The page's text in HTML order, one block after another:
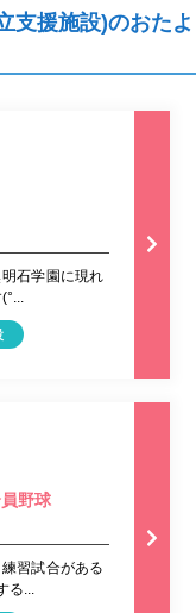
支援施設)のおたよ
石学園に現れ
野球
習試合がある
る...